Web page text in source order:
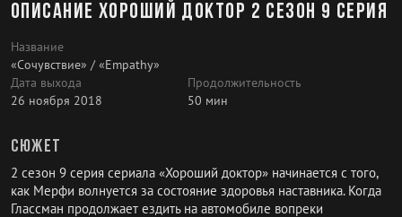
Описание Хороший доктор 2 сезон 9 серия
Название
«Сочувствие» / «Empathy»
Дата выхода
26 ноября 2018
Продолжительность
50 мин
Сюжет
2 сезон 9 серия сериала «Хороший доктор» начинается с того,
как Мерфи волнуется за состояние здоровья наставника. Когда
Глассман продолжает ездить на автомобиле вопреки